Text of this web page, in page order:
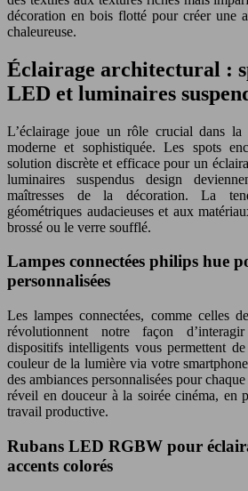
décoration en bois flotté pour créer une
chaleureuse.
Éclairage architectural :
LED et luminaires
L’éclairage joue un rôle crucial dans la
moderne et sophistiquée. Les spots
solution discrète et efficace pour un
luminaires suspendus design
maîtresses de la décoration. La
géométriques audacieuses et aux
brossé ou le verre soufflé.
Lampes connectées philips hue
personnalisées
Les lampes connectées, comme celles
révolutionnent notre façon
dispositifs intelligents vous permettent
couleur de la lumière via votre
des ambiances personnalisées pour
réveil en douceur à la soirée cinéma, en
travail productive.
Rubans LED RGBW pour
accents colorés